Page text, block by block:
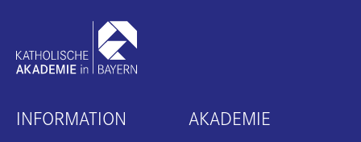
INFORMATION AKADEMIE